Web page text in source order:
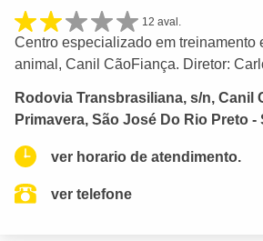
12 aval.
Centro especializado em treinamento
animal, Canil CãoFiança. Diretor:
Rodovia Transbrasiliana, s/n, Canil
Primavera, São José Do Rio Preto -
ver horario de atendimento.
ver telefone